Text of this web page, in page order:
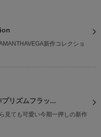
新作コレクショ
リズムフラッ...
見ても可愛い今期一押しの新作